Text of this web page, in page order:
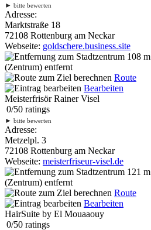
► bitte bewerten
Adresse:
Marktstraße 18
72108 Rottenburg am Neckar
Webseite: goldschere.business.site
108 m
(Zentrum) entfernt
Route
Bearbeiten
Meisterfrisör Rainer Visel
0/50 ratings
► bitte bewerten
Adresse:
Metzelpl. 3
72108 Rottenburg am Neckar
Webseite: meisterfriseur-visel.de
121 m
(Zentrum) entfernt
Route
Bearbeiten
HairSuite by El Mouaaouy
0/50 ratings